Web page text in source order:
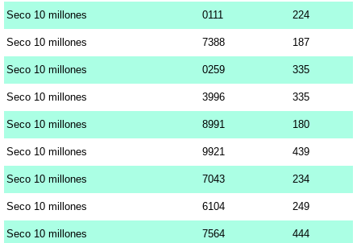
Seco 10 millones 0111 224
Seco 10 millones 7388 187
Seco 10 millones 0259 335
Seco 10 millones 3996 335
Seco 10 millones 8991 180
Seco 10 millones 9921 439
Seco 10 millones 7043 234
Seco 10 millones 6104 249
Seco 10 millones 7564 444